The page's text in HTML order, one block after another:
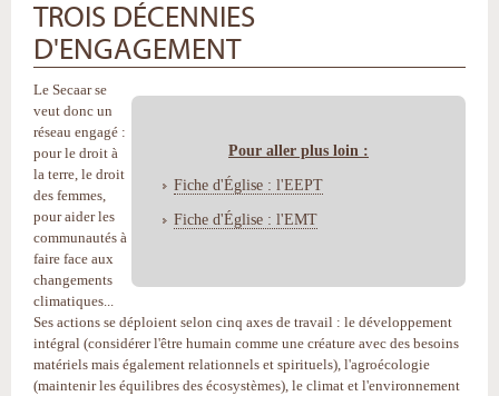
TROIS DÉCENNIES
D'ENGAGEMENT
Pour aller plus loin :
Fiche d'Église : l'EEPT
Fiche d'Église : l'EMT
Le Secaar se
veut donc un
réseau engagé :
pour le droit à
la terre, le droit
des femmes,
pour aider les
communautés à
faire face aux
changements
climatiques...
Ses actions se déploient selon cinq axes de travail : le développement
intégral (considérer l'être humain comme une créature avec des besoins
matériels mais également relationnels et spirituels), l'agroécologie
(maintenir les équilibres des écosystèmes), le climat et l'environnement